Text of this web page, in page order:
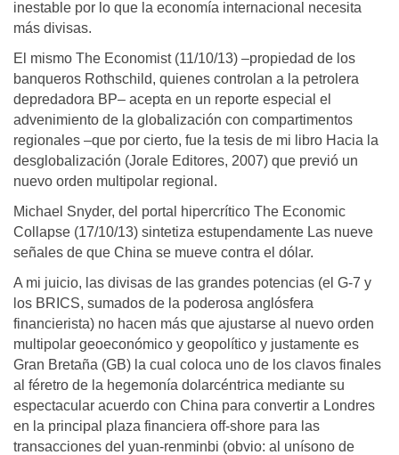
inestable por lo que la economía internacional necesita
más divisas.
El mismo The Economist (11/10/13) –propiedad de los
banqueros Rothschild, quienes controlan a la petrolera
depredadora BP– acepta en un reporte especial el
advenimiento de la globalización con compartimentos
regionales –que por cierto, fue la tesis de mi libro Hacia la
desglobalización (Jorale Editores, 2007) que previó un
nuevo orden multipolar regional.
Michael Snyder, del portal hipercrítico The Economic
Collapse (17/10/13) sintetiza estupendamente Las nueve
señales de que China se mueve contra el dólar.
A mi juicio, las divisas de las grandes potencias (el G-7 y
los BRICS, sumados de la poderosa anglósfera
financierista) no hacen más que ajustarse al nuevo orden
multipolar geoeconómico y geopolítico y justamente es
Gran Bretaña (GB) la cual coloca uno de los clavos finales
al féretro de la hegemonía dolarcéntrica mediante su
espectacular acuerdo con Chi­na para convertir a Londres
en la principal plaza financiera off-shore para las
transacciones del yuan-renminbi (obvio: al unísono de